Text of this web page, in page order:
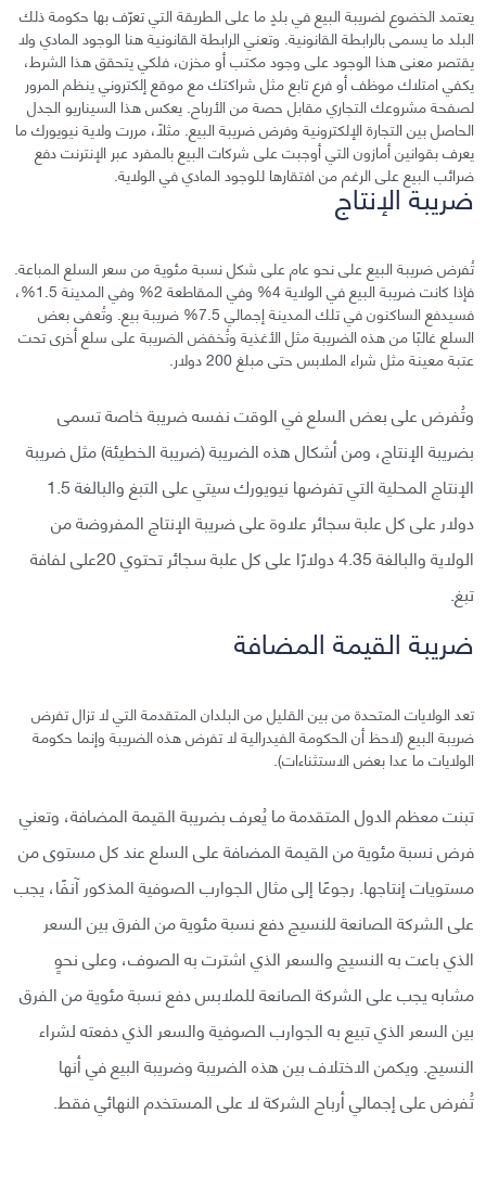
يعتمد الخضوع لضريبة البيع في بلدٍ ما على الطريقة التي تعرّف بها حكومة ذلك
البلد ما يسمى بالرابطة القانونية. وتعني الرابطة القانونية هنا الوجود المادي ولا
يقتصر معنى هذا الوجود على وجود مكتب أو مخزن، فلكي يتحقق هذا الشرط،
يكفي امتلاك موظف أو فرع تابع مثل شراكتك مع موقع إلكتروني ينظم المرور
لصفحة مشروعك التجاري مقابل حصة من الأرباح. يعكس هذا السيناريو الجدل
الحاصل بين التجارة الإلكترونية وفرض ضريبة البيع. مثلًا، مررت ولاية نيويورك ما
يعرف بقوانين أمازون التي أوجبت على شركات البيع بالمفرد عبر الإنترنت دفع
ضرائب البيع على الرغم من افتقارها للوجود المادي في الولاية.
ضريبة الإنتاج
تُفرض ضريبة البيع على نحو عام على شكل نسبة مئوية من سعر السلع المباعة.
فإذا كانت ضريبة البيع في الولاية 4% وفي المقاطعة 2% وفي المدينة 1.5%،
فسيدفع الساكنون في تلك المدينة إجمالي 7.5% ضريبة بيع. وتُعفى بعض
السلع غالبًا من هذه الضريبة مثل الأغذية وتُخفض الضريبة على سلع أخرى تحت
عتبة معينة مثل شراء الملابس حتى مبلغ 200 دولار.
وتُفرض على بعض السلع في الوقت نفسه ضريبة خاصة تسمى
بضريبة الإنتاج، ومن أشكال هذه الضريبة (ضريبة الخطيئة) مثل ضريبة
الإنتاج المحلية التي تفرضها نيويورك سيتي على التبغ والبالغة 1.5
دولار على كل علبة سجائر علاوة على ضريبة الإنتاج المفروضة من
الولاية والبالغة 4.35 دولارًا على كل علبة سجائر تحتوي 20على لفافة
تبغ.
ضريبة القيمة المضافة
تعد الولايات المتحدة من بين القليل من البلدان المتقدمة التي لا تزال تفرض
ضريبة البيع (لاحظ أن الحكومة الفيدرالية لا تفرض هذه الضريبة وإنما حكومة
الولايات ما عدا بعض الاستثناءات).
تبنت معظم الدول المتقدمة ما يُعرف بضريبة القيمة المضافة، وتعني
فرض نسبة مئوية من القيمة المضافة على السلع عند كل مستوى من
مستويات إنتاجها. رجوعًا إلى مثال الجوارب الصوفية المذكور آنفًا، يجب
على الشركة الصانعة للنسيج دفع نسبة مئوية من الفرق بين السعر
الذي باعت به النسيج والسعر الذي اشترت به الصوف، وعلى نحوٍ
مشابه يجب على الشركة الصانعة للملابس دفع نسبة مئوية من الفرق
بين السعر الذي تبيع به الجوارب الصوفية والسعر الذي دفعته لشراء
النسيج. ويكمن الاختلاف بين هذه الضريبة وضريبة البيع في أنها
تُفرض على إجمالي أرباح الشركة لا على المستخدم النهائي فقط.